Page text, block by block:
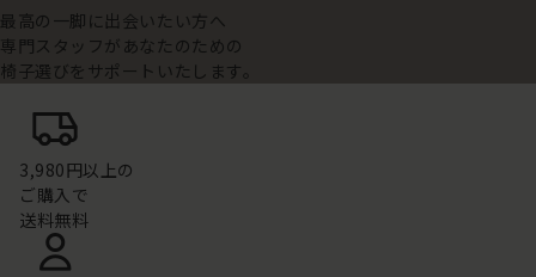
最高の一脚に出会いたい方へ
専門スタッフがあなたのための
椅子選びをサポートいたします。
3,980円以上の
ご購入で
送料無料